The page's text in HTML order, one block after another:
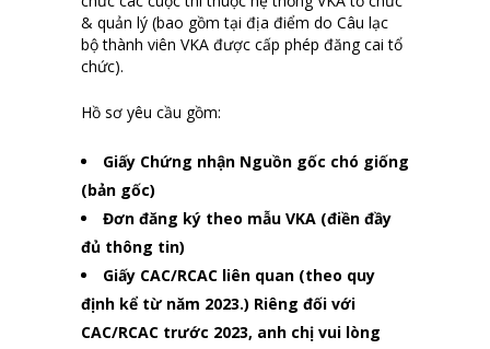
& quản lý (bao gồm tại địa điểm do Câu lạc
bộ thành viên VKA được cấp phép đăng cai tổ
chức).
Hồ sơ yêu cầu gồm:
Giấy Chứng nhận Nguồn gốc chó giống
(bản gốc)
Đơn đăng ký theo mẫu VKA (điền đầy
đủ thông tin)
Giấy CAC/RCAC liên quan (theo quy
định kể từ năm 2023.) Riêng đối với
CAC/RCAC trước 2023, anh chị vui lòng